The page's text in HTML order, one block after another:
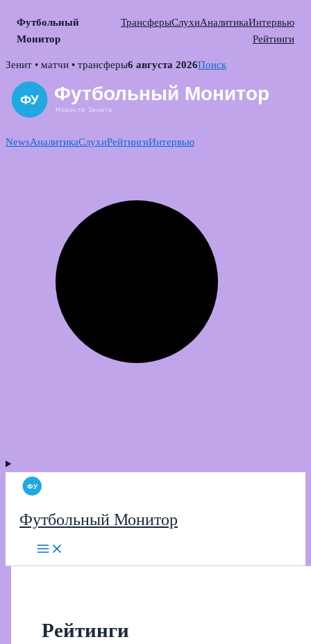
Футбольный
Монитор
ТрансферыСлухиАналитикаИнтервью
Рейтинги
Skip
content
Зенит • матчи • трансферы6 августа 2026Поиск
NewsАналитикаСлухиРейтингиИнтервью
Футбольный Монитор
Рейтинги